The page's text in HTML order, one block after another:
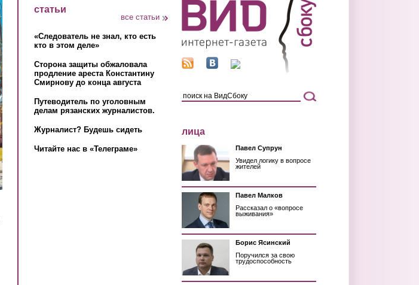
статьи
все статьи
«Следователь не знал, кто есть
кто в этом деле»
Сторона защиты обжаловала
продление ареста Константину
Смирнову до конца августа
Путеводитель по уголовным
делам рязанских журналистов.
Журналист? Будешь сидеть
Читайте нас в «Телеграме»
лица
Павел Супрун
Увидел логику в вопросе
жителей
Павел Малков
Рассказал о «вопросе
выживания»
Борис Ясинский
Поручился за свою
трудоспособность